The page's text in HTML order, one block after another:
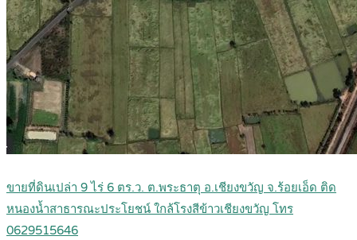
ขายที่ดินเปล่า 9 ไร่ 6 ตร.ว. ต.พระธาตุ อ.เชียงขวัญ จ.ร้อยเอ็ด ติด
หนองน้ำสาธารณะประโยชน์ ใกล้โรงสีข้าวเชียงขวัญ โทร
0629515646